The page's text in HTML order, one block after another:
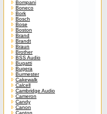
Bompani
Boneco
Bork
Bosch
Bose
Boston
Brand
Brandt
Braun
Brother
BSS Audio
Bugatti
Bugera
Burmester
Cakewalk
Calcell
Cambridge Audio
Cameron
Candy
Canon
Canton